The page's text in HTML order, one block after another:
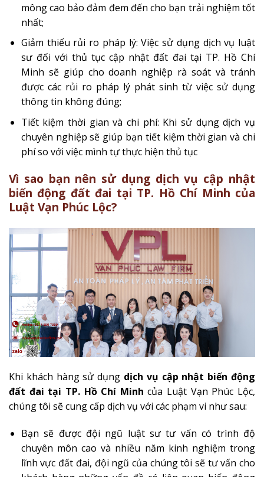
mông cao bảo đảm đem đến cho bạn trải nghiệm tốt
nhất;
Giảm thiểu rủi ro pháp lý: Việc sử dụng dịch vụ luật
sư đối với thủ tục cập nhật đất đai tại TP. Hồ Chí
Minh sẽ giúp cho doanh nghiệp rà soát và tránh
được các rủi ro pháp lý phát sinh từ việc sử dụng
thông tin không đúng;
Tiết kiệm thời gian và chi phí: Khi sử dụng dịch vụ
chuyên nghiệp sẽ giúp bạn tiết kiệm thời gian và chi
phí so với việc mình tự thực hiện thủ tục
Vì sao bạn nên sử dụng dịch vụ cập nhật
biến động đất đai tại TP. Hồ Chí Minh của
Luật Vạn Phúc Lộc?
Khi khách hàng sử dụng dịch vụ cập nhật biến động
đất đai tại TP. Hồ Chí Minh của Luật Vạn Phúc Lộc,
chúng tôi sẽ cung cấp dịch vụ với các phạm vi như sau:
Bạn sẽ được đội ngũ luật sư tư vấn có trình độ
chuyên môn cao và nhiều năm kinh nghiệm trong
lĩnh vực đất đai, đội ngũ của chúng tôi sẽ tư vấn cho